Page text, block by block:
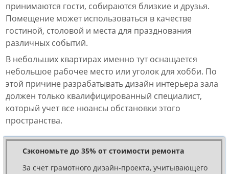
принимаются гости, собираются близкие и друзья.
Помещение может использоваться в качестве
гостиной, столовой и места для празднования
различных событий.
В небольших квартирах именно тут оснащается
небольшое рабочее место или уголок для хобби. По
этой причине разрабатывать дизайн интерьера зала
должен только квалифицированный специалист,
который учет все нюансы обстановки этого
пространства.
Сэкономьте до 35% от стоимости ремонта
За счет грамотного дизайн-проекта, учитывающего